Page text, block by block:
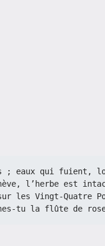
; eaux qui fuient,
l’herbe est
sur les Vingt-Quatre
tu la flûte de